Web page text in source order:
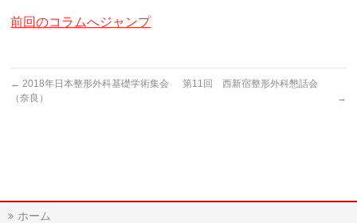
前回のコラムへジャンプ
← 2018年日本整形外科基礎学術集会
（奈良）
第11回 西新宿整形外科懇話会
→
ホーム